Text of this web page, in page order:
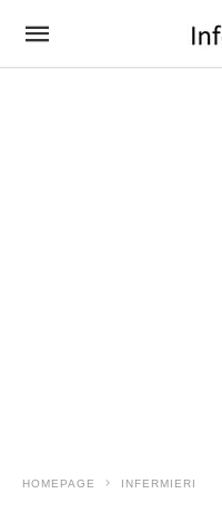
HOMEPAGE INFERMIERI